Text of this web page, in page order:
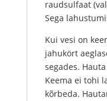
raudsulfaat
Sega
Kui vesi on
jahukört
segades.
Keema ei tohi
kõrbeda.